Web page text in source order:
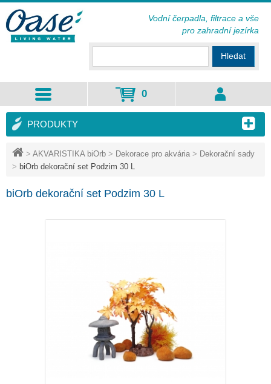
> AKVARISTIKA biOrb > Dekorace pro akvária > Dekorační sady
> biOrb dekorační set Podzim 30 L
biOrb dekorační set Podzim 30 L
PRODUKTY
Hledat
0
Vodní čerpadla, filtrace a vše
pro zahradní jezírka